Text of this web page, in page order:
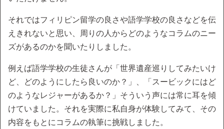
それではフィリピン留学の良さや語学学校の良さなどを伝
えきれないと思い、周りの人からどのようなコラムのニー
ズがあるのかを聞いたりしました。
例えば語学学校の生徒さんが「世界遺産巡りしてみたいけ
ど、どのようにしたら良いのか？」、「スービックにはど
のようなレジャーがあるか？」そういう声には常に耳を傾
けていました。それを実際に私自身が体験してみて、その
内容をもとにコラムの執筆に挑戦しました。